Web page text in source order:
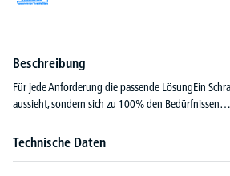
Beschreibung
Für jede Anforderung die passende LösungEin
aussieht, sondern sich zu 100% den Bedürfnissen…
Technische Daten